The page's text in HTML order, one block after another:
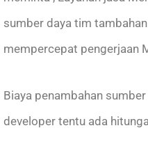
sumber daya tim
mempercepat pengerjaan
Biaya penambahan
developer tentu ada